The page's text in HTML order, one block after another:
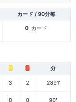
カード / 90分毎
0 カード
分
3 2 2891'
0 0 90'